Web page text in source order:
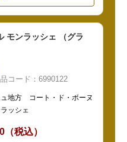
モンラッシェ （グラ
コード：6990122
ュ地方 コート・ド・ボーヌ
ッシェ
税込）